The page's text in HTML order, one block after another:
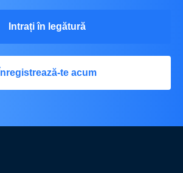
Intrați în legătură
Înregistrează-te acum